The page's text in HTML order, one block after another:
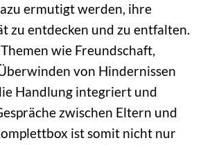
ermutigt werden, ihre
zu entdecken und zu entfalten.
wie Freundschaft,
von Hindernissen
Handlung integriert und
zwischen Eltern und
ist somit nicht nur